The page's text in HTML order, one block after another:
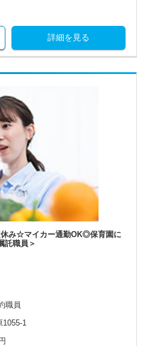
詳細を見る
休み☆マイカー通勤OK◎保育園に
託職員＞
職員
1